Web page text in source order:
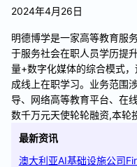
2024年4月26日
明德博学是一家高等教育服
于服务社会在职人员学历提
量+数字化媒体的综合模式
成线上在职学习。业务范围
导、网络高等教育平台、在
数千万元天使轮轮融资,本轮
最新资讯
澳大利亚AI基础设施公司